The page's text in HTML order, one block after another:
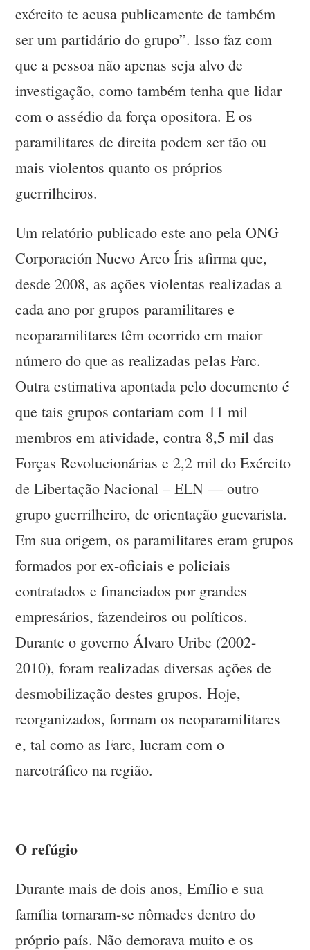
exército te acusa publicamente de também
ser um partidário do grupo”. Isso faz com
que a pessoa não apenas seja alvo de
investigação, como também tenha que lidar
com o assédio da força opositora. E os
paramilitares de direita podem ser tão ou
mais violentos quanto os próprios
guerrilheiros.
Um relatório publicado este ano pela ONG
Corporación Nuevo Arco Íris afirma que,
desde 2008, as ações violentas realizadas a
cada ano por grupos paramilitares e
neoparamilitares têm ocorrido em maior
número do que as realizadas pelas Farc.
Outra estimativa apontada pelo documento é
que tais grupos contariam com 11 mil
membros em atividade, contra 8,5 mil das
Forças Revolucionárias e 2,2 mil do Exército
de Libertação Nacional – ELN — outro
grupo guerrilheiro, de orientação guevarista.
Em sua origem, os paramilitares eram grupos
formados por ex-oficiais e policiais
contratados e financiados por grandes
empresários, fazendeiros ou políticos.
Durante o governo Álvaro Uribe (2002-
2010), foram realizadas diversas ações de
desmobilização destes grupos. Hoje,
reorganizados, formam os neoparamilitares
e, tal como as Farc, lucram com o
narcotráfico na região.
O refúgio
Durante mais de dois anos, Emílio e sua
família tornaram-se nômades dentro do
próprio país. Não demorava muito e os